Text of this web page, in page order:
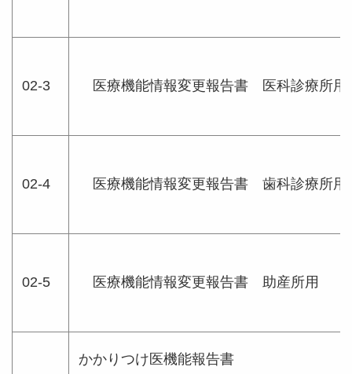
02-3 医療機能情報変更報告書 医科診療所
02-4 医療機能情報変更報告書 歯科診療所用
02-5 医療機能情報変更報告書 助産所用
かかりつけ医機能報告書